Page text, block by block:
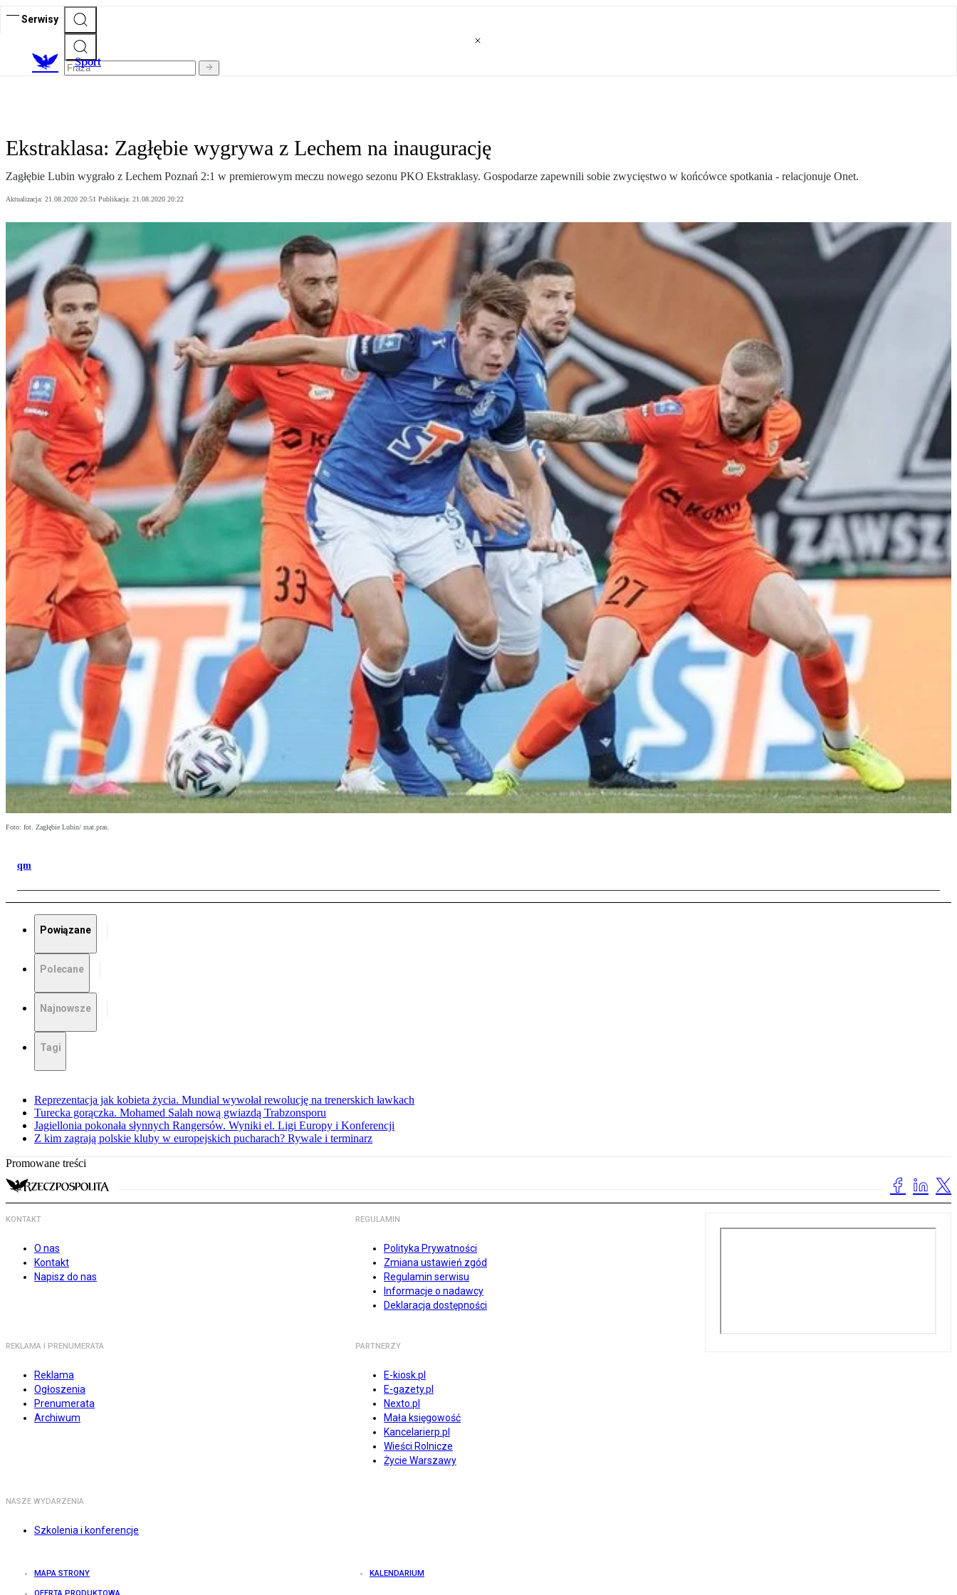
Serwisy
Sport
Ekstraklasa: Zagłębie wygrywa z Lechem na inaugurację
Zagłębie Lubin wygrało z Lechem Poznań 2:1 w premierowym meczu nowego sezonu PKO Ekstraklasy. Gospodarze zapewnili sobie zwycięstwo w końcówce spotkania - relacjonuje Onet.
Aktualizacja: 21.08.2020 20:51 Publikacja: 21.08.2020 20:22
Foto: fot. Zagłębie Lubin/ mat.pras.
qm
Powiązane
Polecane
Najnowsze
Tagi
Reprezentacja jak kobieta życia. Mundial wywołał rewolucję na trenerskich ławkach
Turecka gorączka. Mohamed Salah nową gwiazdą Trabzonsporu
Jagiellonia pokonała słynnych Rangersów. Wyniki el. Ligi Europy i Konferencji
Z kim zagrają polskie kluby w europejskich pucharach? Rywale i terminarz
Promowane treści
KONTAKT
O nas
Kontakt
Napisz do nas
REGULAMIN
Polityka Prywatności
Zmiana ustawień zgód
Regulamin serwisu
Informacje o nadawcy
Deklaracja dostępności
REKLAMA I PRENUMERATA
Reklama
Ogłoszenia
Prenumerata
Archiwum
PARTNERZY
E-kiosk.pl
E-gazety.pl
Nexto.pl
Mała księgowość
Kancelarierp.pl
Wieści Rolnicze
Życie Warszawy
NASZE WYDARZENIA
Szkolenia i konferencje
MAPA STRONY KALENDARIUM